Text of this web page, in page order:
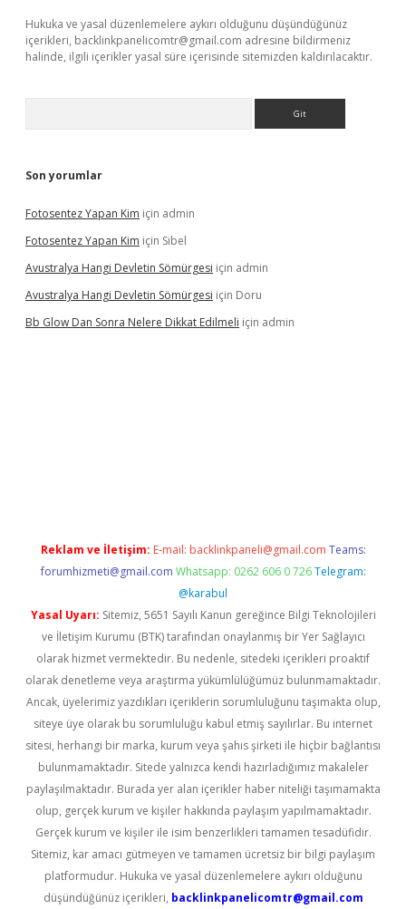
Hukuka ve yasal düzenlemelere aykırı olduğunu düşündüğünüz
içerikleri, backlinkpanelicomtr@gmail.com adresine bildirmeniz
halinde, ilgili içerikler yasal süre içerisinde sitemizden kaldırılacaktır.
Son yorumlar
Fotosentez Yapan Kim için admin
Fotosentez Yapan Kim için Sibel
Avustralya Hangi Devletin Sömürgesi için admin
Avustralya Hangi Devletin Sömürgesi için Doru
Bb Glow Dan Sonra Nelere Dikkat Edilmeli için admin
Reklam ve İletişim: E-mail: backlinkpaneli@gmail.com Teams:
forumhizmeti@gmail.com Whatsapp: 0262 606 0 726 Telegram:
@karabul
Yasal Uyarı: Sitemiz, 5651 Sayılı Kanun gereğince Bilgi Teknolojileri
ve İletişim Kurumu (BTK) tarafından onaylanmış bir Yer Sağlayıcı
olarak hizmet vermektedir. Bu nedenle, sitedeki içerikleri proaktif
olarak denetleme veya araştırma yükümlülüğümüz bulunmamaktadır.
Ancak, üyelerimiz yazdıkları içeriklerin sorumluluğunu taşımakta olup,
siteye üye olarak bu sorumluluğu kabul etmiş sayılırlar. Bu internet
sitesi, herhangi bir marka, kurum veya şahıs şirketi ile hiçbir bağlantısı
bulunmamaktadır. Sitede yalnızca kendi hazırladığımız makaleler
paylaşılmaktadır. Burada yer alan içerikler haber niteliği taşımamakta
olup, gerçek kurum ve kişiler hakkında paylaşım yapılmamaktadır.
Gerçek kurum ve kişiler ile isim benzerlikleri tamamen tesadüfidir.
Sitemiz, kar amacı gütmeyen ve tamamen ücretsiz bir bilgi paylaşım
platformudur. Hukuka ve yasal düzenlemelere aykırı olduğunu
düşündüğünüz içerikleri, backlinkpanelicomtr@gmail.com